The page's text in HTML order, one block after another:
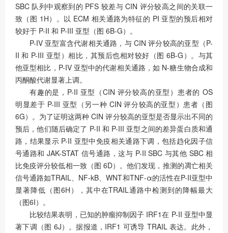
SBC 队列中观察到的 PFS 较差与 CIN 评分较高之间的关联一
致（图 1H）。以 ECM 相关通路为特征的 PI 亚型的预后相对
较好于 P-II 和 P-III 亚型（图 6B-G）。
P-IV 亚型富含代谢相关通路，与 CIN 评分较高的亚型（P-
II 和 P-III 亚型）相比，其预后也相对较好（图 6B-G）。与其
他亚型相比，P-IV 亚型中的代谢相关通路，如 N-糖生物合成和
丙酮酸代谢显著上调。
有趣的是，P-II 亚型（CIN 评分较高的亚型）患者的 OS
明显差于 P-III 亚型（另一种 CIN 评分较高的亚型）患者（图
6G）。为了证明这两种 CIN 评分较高的亚型是否显示出不同的
预后，他们随后确定了 P-II 和 P-III 亚型之间的差异蛋白质和通
路，结果显示 P-II 亚型中免疫相关通路下调，包括趋化因子信
号通路和 JAK-STAT 信号通路，这与 P-II SBC 与其他 SBC 相
比免疫评分较低相一致（图 6D）。他们发现，推测的凋亡相关
信号通路如TRAIL、NF-kB、WNT和TNF-α的活性在P-II亚型中
显著降低（图6H），其中在TRAIL通路中检测到的降幅最大
（图6I）。
比较结果表明，已知的肿瘤抑制因子 IRF1在 P-II 亚型中显
著下调（图 6J）。据报道，IRF1 可诱导 TRAIL 表达。此外，